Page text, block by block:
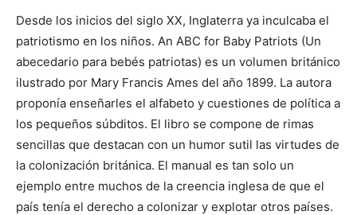
Desde los inicios del siglo XX, Inglaterra ya inculcaba el
patriotismo en los niños. An ABC for Baby Patriots (Un
abecedario para bebés patriotas) es un volumen británico
ilustrado por Mary Francis Ames del año 1899. La autora
proponía enseñarles el alfabeto y cuestiones de política a
los pequeños súbditos. El libro se compone de rimas
sencillas que destacan con un humor sutil las virtudes de
la colonización británica. El manual es tan solo un
ejemplo entre muchos de la creencia inglesa de que el
país tenía el derecho a colonizar y explotar otros países.